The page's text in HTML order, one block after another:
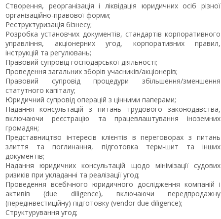
Створення, реорганізація і ліквідація юридичних осіб різної
організаційно-правової форми;
Реструктуризація бізнесу;
Розробка установчих документів, стандартів корпоративного
управління, акціонерних угод, корпоративних правил,
інструкцій та регулювань;
Правовий супровід господарської діяльності;
Проведення загальних зборів учасників/акціонерів;
Правовий супровід процедури збільшення/зменшення
статутного капіталу;
Юридичний супровід операцій з цінними паперами;
Надання консультацій з питань трудового законодавства,
включаючи реєстрацію та працевлаштування іноземних
громадян;
Представництво інтересів клієнтів в переговорах з питань
злиття та поглинання, підготовка терм-шит та інших
документів;
Надання юридичних консультацій щодо мінімізації судових
ризиків при укладанні та реалізації угод;
Проведення всебічного юридичного дослідження компаній і
активів (due diligence), включаючи передпродажну
(передінвестиційну) підготовку (vendor due diligence);
Структурування угод;